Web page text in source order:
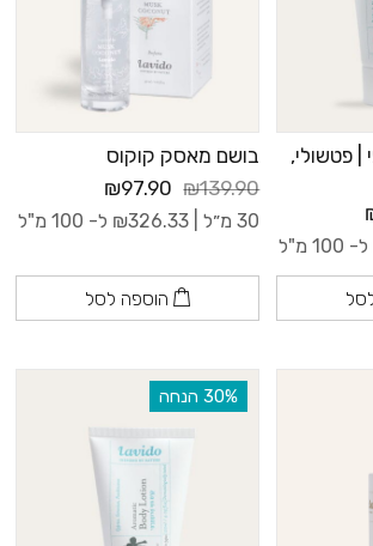
| פטשולי,
ל- 100 מ"ל
בושם מאסק קוקוס
₪139.90
₪97.90
30 מ״ל | ₪326.33 ל- 100 מ"ל
הוספה לסל
‫30% הנחה